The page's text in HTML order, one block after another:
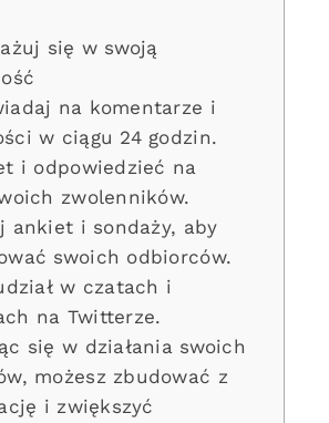
się w swoją
na komentarze i
w ciągu 24 godzin.
i odpowiedzieć na
zwolenników.
ankiet i sondaży, aby
swoich odbiorców.
w czatach i
na Twitterze.
się w działania swoich
możesz zbudować z
i zwiększyć